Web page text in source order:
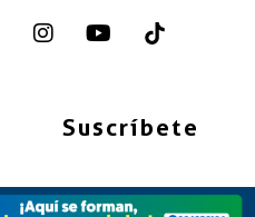
Suscríbete